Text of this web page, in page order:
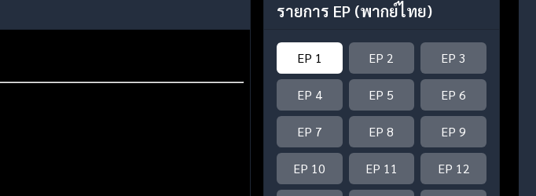
รายการ EP (พากย์ไทย)
EP 1 EP 2 EP 3
EP 4 EP 5 EP 6
EP 7 EP 8 EP 9
EP 10 EP 11 EP 12